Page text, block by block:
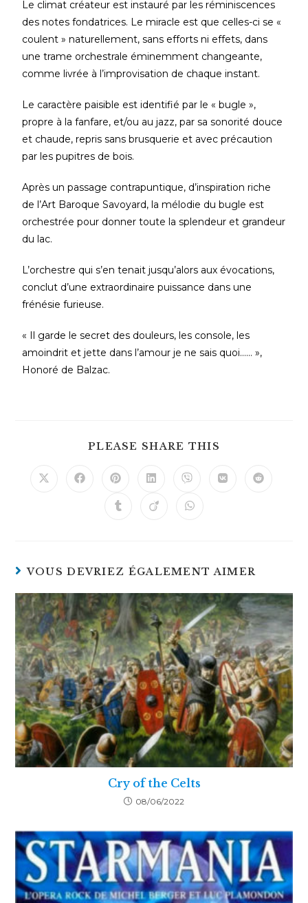
Le climat créateur est instauré par les réminiscences
des notes fondatrices. Le miracle est que celles-ci se «
coulent » naturellement, sans efforts ni effets, dans
une trame orchestrale éminemment changeante,
comme livrée à l’improvisation de chaque instant.
Le caractère paisible est identifié par le « bugle »,
propre à la fanfare, et/ou au jazz, par sa sonorité douce
et chaude, repris sans brusquerie et avec précaution
par les pupitres de bois.
Après un passage contrapuntique, d’inspiration riche
de l’Art Baroque Savoyard, la mélodie du bugle est
orchestrée pour donner toute la splendeur et grandeur
du lac.
L’orchestre qui s’en tenait jusqu’alors aux évocations,
conclut d’une extraordinaire puissance dans une
frénésie furieuse.
« Il garde le secret des douleurs, les console, les
amoindrit et jette dans l’amour je ne sais quoi…… »,
Honoré de Balzac.
PLEASE SHARE THIS
VOUS DEVRIEZ ÉGALEMENT AIMER
Cry of the Celts
08/06/2022